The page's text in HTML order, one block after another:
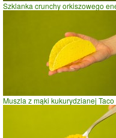
Szklanka crunchy orkiszowego
Muszla z mąki kukurydzianej